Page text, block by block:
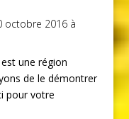
octobre 2016 à
est une région
de le démontrer
pour votre